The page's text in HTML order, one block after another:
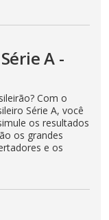
A -
Com o
Série A, você
os resultados
os grandes
e os